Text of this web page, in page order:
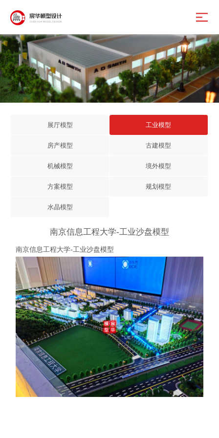
展厅模型 工业模型
房产模型 古建模型
机械模型 境外模型
方案模型 规划模型
水晶模型
南京信息工程大学-工业沙盘模型
南京信息工程大学-工业沙盘模型